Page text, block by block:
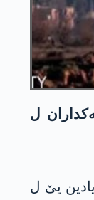
ل
یێ ل